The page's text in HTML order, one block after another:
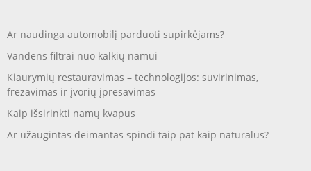
Ar naudinga automobilį parduoti supirkėjams?
Vandens filtrai nuo kalkių namui
Kiaurymių restauravimas – technologijos: suvirinimas,
frezavimas ir įvorių įpresavimas
Kaip išsirinkti namų kvapus
Ar užaugintas deimantas spindi taip pat kaip natūralus?